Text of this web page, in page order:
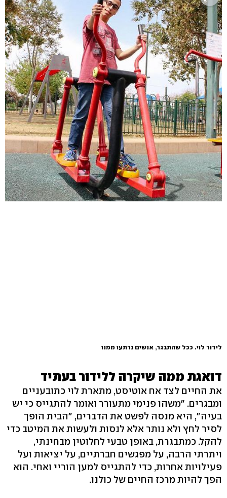
לידור לוי. ככל שהתבגר, אנשים נרתעו ממנו
דואגת ממה שיקרה ללידור בעתיד
את החיים לצד אח אוטיסט, מתארת לוי כתובעניים
ומבגרים. "משהו פנימי מתעורר ואומר להתגייס כי יש
בעיה", היא מנסה לפשט את הדברים, "הבית הופך
לסיר לחץ ולא נותר אלא לנסות ולעשות את המיטב כדי
להקל. כמתבגרת, באופן טבעי לחלוטין מבחינתי,
ויתרתי הרבה, על מפגשים חברתיים, על יציאות ועל
פעילויות אחרות, כדי להתגייס למען הוריי ואחי. הוא
הפך להיות מרכז החיים של כולנו.